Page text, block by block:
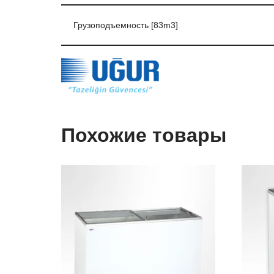
Грузоподъемность [83m3]
Похожие товары